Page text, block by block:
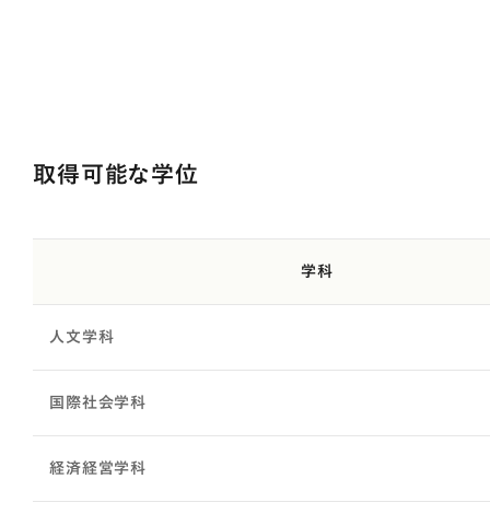
取得可能な学位
学科
人文学科
国際社会学科
経済経営学科